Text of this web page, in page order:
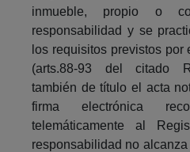
inmueble, propio o
responsabilidad y se
los requisitos previstos por
(arts.88-93 del citado
también de título el acta
firma electrónica
telemáticamente al
responsabilidad no